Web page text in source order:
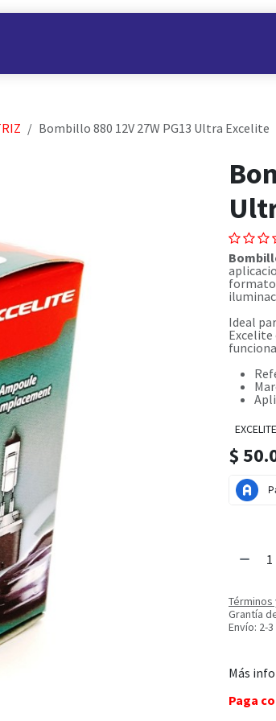
Bombillo 880 12V 27W PG13 Ultra Excelite
formato
Ideal
EXCELITE
$
Grantía
Envío: 2-
Más
Paga